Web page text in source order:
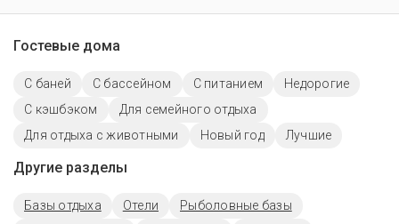
Гостевые дома
С баней С бассейном С питанием
Недорогие
С кэшбэком
Для семейного отдыха
Для отдыха с животными
Новый год Лучшие
Другие разделы
Базы отдыха Отели
Рыболовные базы